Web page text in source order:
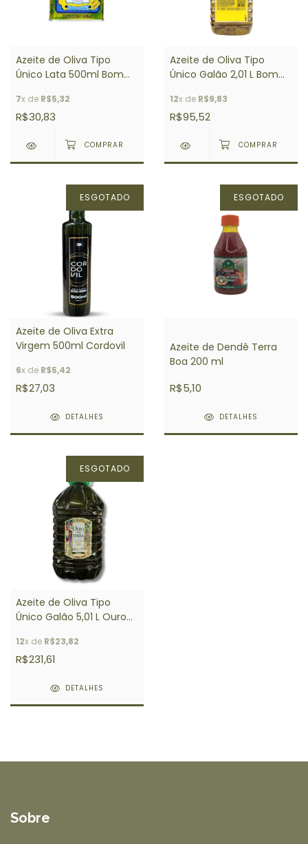
Azeite de Oliva Tipo
Único Lata 500ml Bom
7x de R$5,32
R$30,83
Azeite de Oliva Tipo
Único Galão 2,01 L Bom
12x de R$9,83
R$95,52
ESGOTADO
Azeite de Oliva Extra
Virgem 500ml Cordovil
6x de R$5,42
R$27,03
DETALHES
ESGOTADO
Azeite de Dendê Terra
Boa 200 ml
R$5,10
DETALHES
ESGOTADO
Azeite de Oliva Tipo
Único Galão 5,01 L Ouro
12x de R$23,82
R$231,61
DETALHES
Sobre